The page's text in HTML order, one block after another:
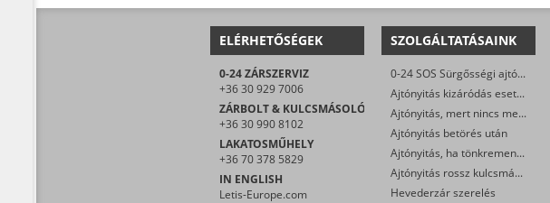
ELÉRHETŐSÉGEK
0-24 ZÁRSZERVIZ
+36 30 929 7006
ZÁRBOLT & KULCSMÁSOLÓ
+36 30 990 8102
LAKATOSMŰHELY
+36 70 378 5829
IN ENGLISH
Letis-Europe.com
SZOLGÁLTATÁSAINK
0-24 SOS Sürgősségi ajtónyitás
Ajtónyitás kizáródás esetén
Ajtónyitás, mert nincs meg a kulcs
Ajtónyitás betörés után
Ajtónyitás, ha tönkrement a zár
Ajtónyitás rossz kulcsmásolás után
Hevederzár szerelés